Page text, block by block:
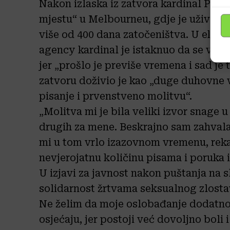
Nakon izlaska iz zatvora kardinal Pell
mjestu“ u Melbourneu, gdje je uživao
više od 400 dana zatočeništva. U
agency kardinal je istaknuo da se
jer „prošlo je previše vremena i sad
zatvoru doživio je kao „duge
pisanje i prvenstveno molitvu“.
„Molitva mi je bila veliki izvor snage
drugih za mene. Beskrajno sam
mi u tom vrlo izazovnom vremenu,
nevjerojatnu količinu pisama i poruka
U izjavi za javnost nakon puštanja na
solidarnost žrtvama seksualnog
Ne želim da moje oslobađanje
osjećaju, jer postoji već dovoljno boli